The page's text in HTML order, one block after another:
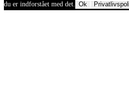
du er indforstået med det. Ok